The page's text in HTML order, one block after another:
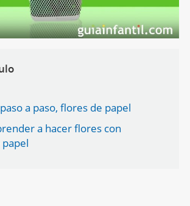
a paso, flores de papel
a hacer flores con